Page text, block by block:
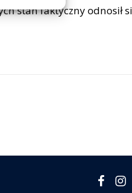
stan faktyczny odnosił